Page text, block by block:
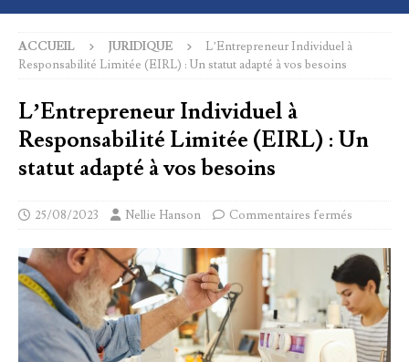
ACCUEIL JURIDIQUE
L’Entrepreneur Individuel à
Responsabilité Limitée (EIRL) : Un statut adapté à vos besoins
L’Entrepreneur Individuel à
Responsabilité Limitée (EIRL) : Un
statut adapté à vos besoins
25/08/2023 Nellie Hanson Commentaires fermés